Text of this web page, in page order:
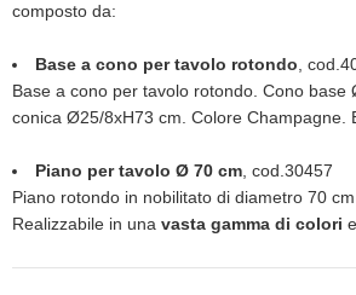
composto da:
Base a cono per tavolo rotondo,
Base a cono per tavolo rotondo. Cono base
conica Ø25/8xH73 cm. Colore Champagne.
Piano per tavolo Ø 70 cm, cod.30457
Piano rotondo in nobilitato di diametro 70
Realizzabile in una vasta gamma di colori